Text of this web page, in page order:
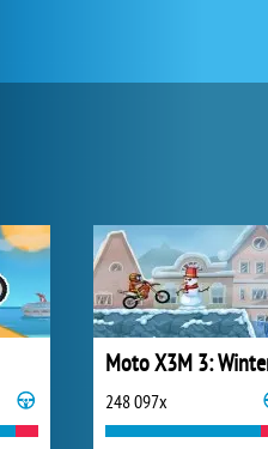
Moto X3M 3:
248 097x